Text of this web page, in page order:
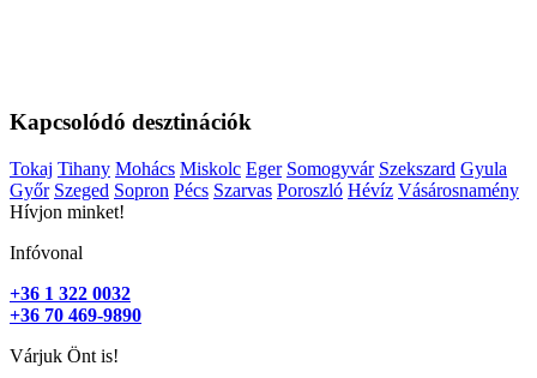
Kapcsolódó desztinációk
Tokaj Tihany Mohács Miskolc Eger Somogyvár Szekszard Gyula
Győr Szeged Sopron Pécs Szarvas Poroszló Hévíz Vásárosnamény
Hívjon minket!
Infóvonal
+36 1 322 0032
+36 70 469-9890
Várjuk Önt is!